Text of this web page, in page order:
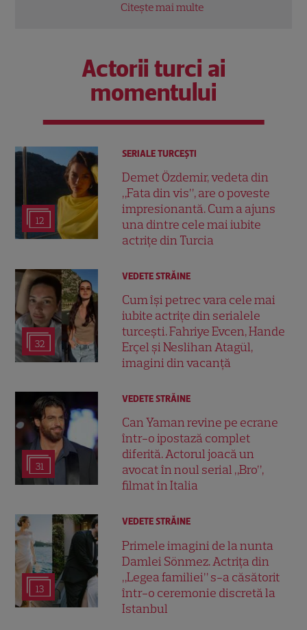
Actorii turci ai
momentului
12
SERIALE TURCEŞTI
Demet Özdemir, vedeta din
„Fata din vis”, are o poveste
impresionantă. Cum a ajuns
una dintre cele mai iubite
actrițe din Turcia
32
VEDETE STRĂINE
Cum își petrec vara cele mai
iubite actrițe din serialele
turcești. Fahriye Evcen, Hande
Erçel și Neslihan Atagül,
imagini din vacanță
31
VEDETE STRĂINE
Can Yaman revine pe ecrane
într-o ipostază complet
diferită. Actorul joacă un
avocat în noul serial „Bro”,
filmat în Italia
13
VEDETE STRĂINE
Primele imagini de la nunta
Damlei Sönmez. Actrița din
„Legea familiei” s-a căsătorit
într-o ceremonie discretă la
Istanbul